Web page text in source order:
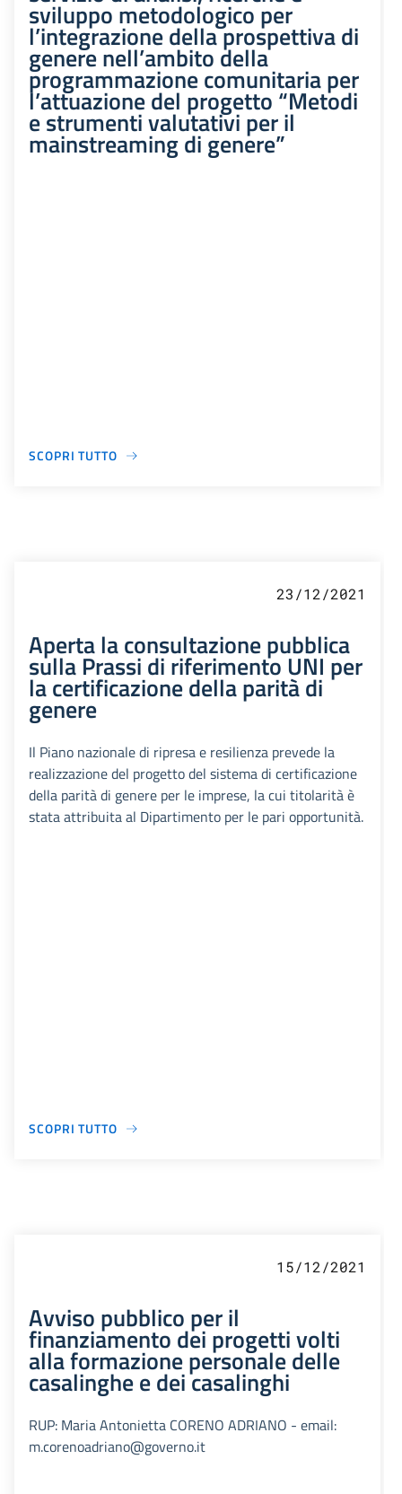
sviluppo metodologico per
l’integrazione della prospettiva di
genere nell’ambito della
programmazione comunitaria per
l’attuazione del progetto “Metodi
e strumenti valutativi per il
mainstreaming di genere”
SCOPRI TUTTO
23/12/2021
Aperta la consultazione pubblica
sulla Prassi di riferimento UNI per
la certificazione della parità di
genere
Il Piano nazionale di ripresa e resilienza prevede la
realizzazione del progetto del sistema di certificazione
della parità di genere per le imprese, la cui titolarità è
stata attribuita al Dipartimento per le pari opportunità.
SCOPRI TUTTO
15/12/2021
Avviso pubblico per il
finanziamento dei progetti volti
alla formazione personale delle
casalinghe e dei casalinghi
RUP: Maria Antonietta CORENO ADRIANO - email:
m.corenoadriano@governo.it